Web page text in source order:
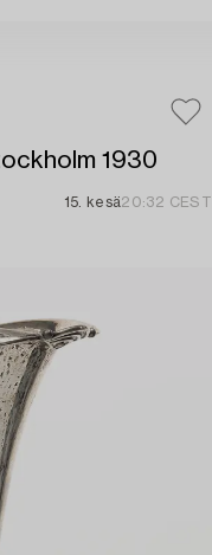
1930
15. kesä20:32 CEST